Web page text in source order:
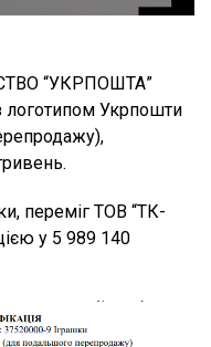
“УКРПОШТА”
логотипом Укрпошти
переміг ТОВ “ТК-
у 5 989 140